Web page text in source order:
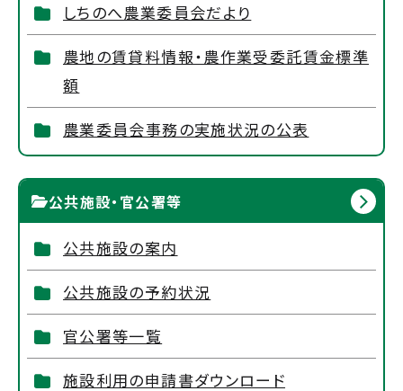
しちのへ農業委員会だより
農地の賃貸料情報・農作業受委託賃金標準
額
農業委員会事務の実施状況の公表
公共施設・官公署等
公共施設の案内
公共施設の予約状況
官公署等一覧
施設利用の申請書ダウンロード